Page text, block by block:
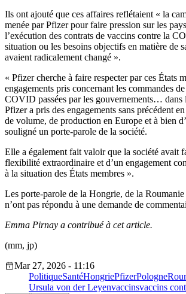
Ils ont ajouté que ces affaires reflétaient « la
menée par Pfizer pour faire pression sur les
l’exécution des contrats de vaccins contre la
situation ou les besoins objectifs en matière de
avaient radicalement changé ».
« Pfizer cherche à faire respecter par ces États
engagements pris concernant les commandes
COVID passées par les gouvernements… dans
Pfizer a pris des engagements sans précédent
de volume, de production en Europe et à bien
souligné un porte-parole de la société.
Elle a également fait valoir que la société avait
flexibilité extraordinaire et d’un engagement
à la situation des États membres ».
Les porte-parole de la Hongrie, de la
n’ont pas répondu à une demande de
Emma Pirnay a contribué à cet article.
(mm, jp)
Mar 27, 2026 - 11:16
PolitiqueSantéHongriePfizerPologne
Ursula von der Leyenvaccinsvaccins